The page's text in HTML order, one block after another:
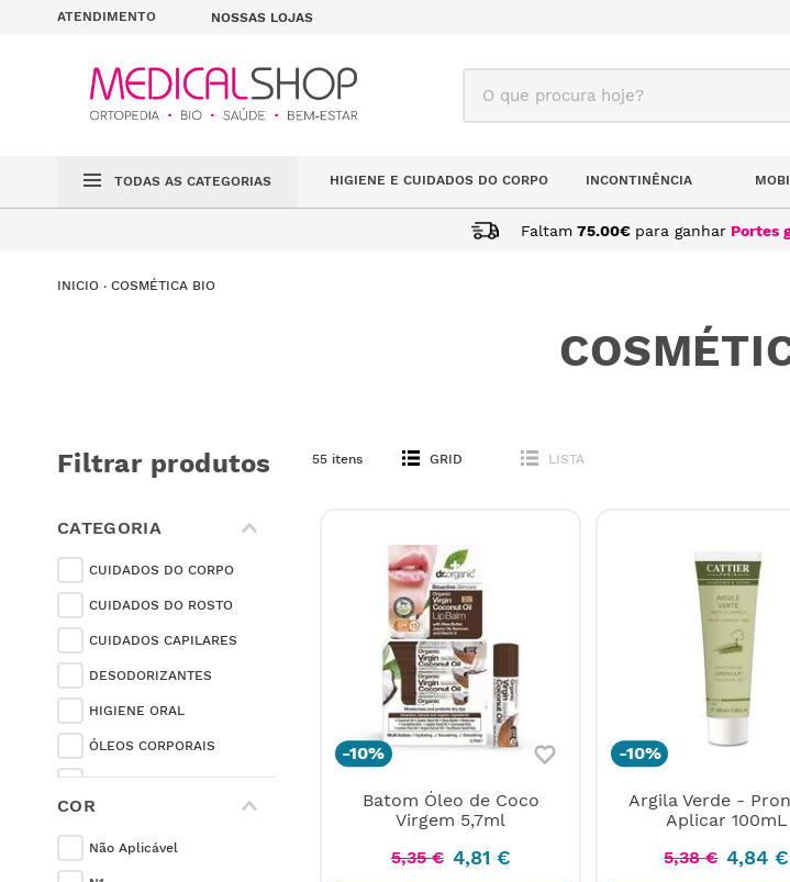
ATENDIMENTO NOSSAS LOJAS
O que procura hoje?
TODAS AS CATEGORIAS HIGIENE E CUIDADOS DO CORPO INCONTINÊNCIA
Faltam 75.00€ para ganhar Portes
COSMÉTICA BIO
Filtrar produtos
CATEGORIA
CUIDADOS DO CORPO
CUIDADOS DO ROSTO
CUIDADOS CAPILARES
DESODORIZANTES
HIGIENE ORAL
ÓLEOS CORPORAIS
ARGILAS
COLORANTES CAPILARES
PELE, UNHAS E CABELO
COR
Não Aplicável
55 itens GRID LISTA
-10%
Batom Óleo de Coco
Virgem 5,7ml
5,35 € 4,81 €
-10%
Argila Verde -
Aplicar 100mL
5,38 € 4,84 €